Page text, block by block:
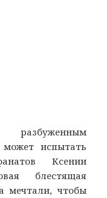
может испытать
Ксении
блестящая
мечтали, чтобы